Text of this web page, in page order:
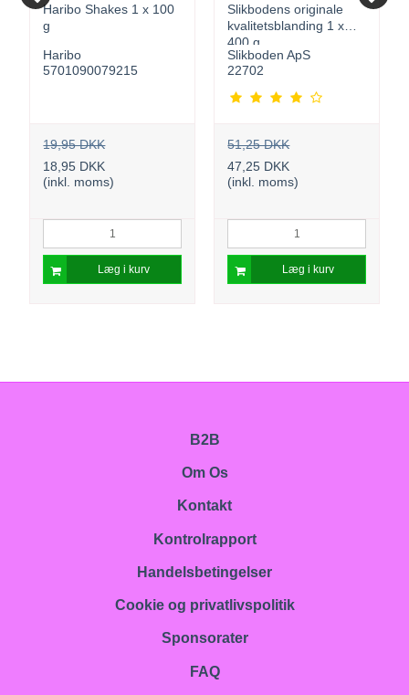
Haribo Shakes 1 x 100
g
Haribo
5701090079215
19,95 DKK
18,95 DKK
(inkl. moms)
Læg i kurv
Slikbodens originale
kvalitetsblanding 1 x
400 g
Slikboden ApS
22702
51,25 DKK
47,25 DKK
(inkl. moms)
Læg i kurv
B2B
Om Os
Kontakt
Kontrolrapport
Handelsbetingelser
Cookie og privatlivspolitik
Sponsorater
FAQ